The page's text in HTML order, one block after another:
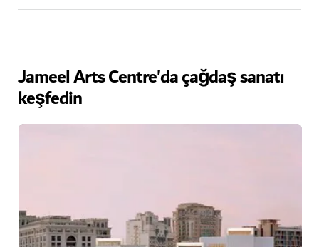
Jameel Arts Centre'da çağdaş sanatı
keşfedin